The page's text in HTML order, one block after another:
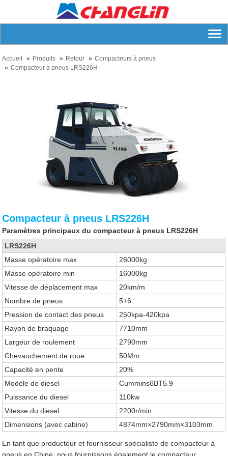
Accueil Produits Retour
Compacteurs à pneus
Compacteur à pneus LRS226H
Compacteur à pneus LRS226H
Paramètres principaux du compacteur à pneus LRS226H
LRS226H
Masse opératoire max
26000kg
Masse opératoire min
16000kg
Vitesse de déplacement max
20km/m
Nombre de pneus
5+6
Pression de contact des pneus
250kpa-420kpa
Rayon de braquage
7710mm
Largeur de roulement
2790mm
Chevauchement de roue
50Mm
Capacité en pente
20%
Modèle de diesel
Cummins6BT5.9
Puissance du diesel
110kw
Vitesse du diesel
2200r/min
Dimensions (avec cabine)
4874mm×2790mm×3103mm
En tant que producteur et fournisseur spécialiste de compacteur à